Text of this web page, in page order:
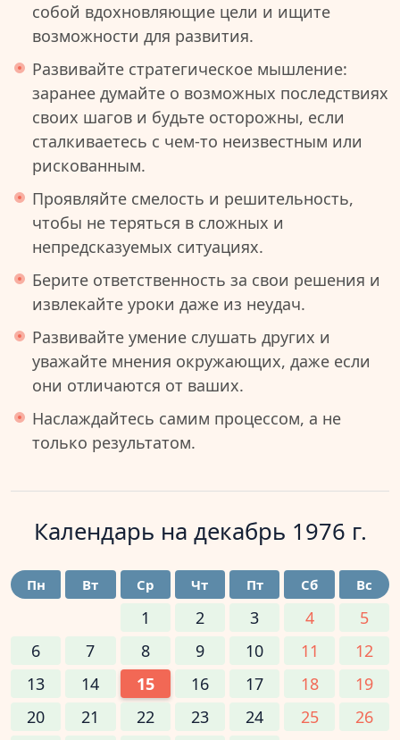
собой вдохновляющие цели и ищите
возможности для развития.
Развивайте стратегическое мышление:
заранее думайте о возможных последствиях
своих шагов и будьте осторожны, если
сталкиваетесь с чем-то неизвестным или
рискованным.
Проявляйте смелость и решительность,
чтобы не теряться в сложных и
непредсказуемых ситуациях.
Берите ответственность за свои решения и
извлекайте уроки даже из неудач.
Развивайте умение слушать других и
уважайте мнения окружающих, даже если
они отличаются от ваших.
Наслаждайтесь самим процессом, а не
только результатом.
Календарь на декабрь 1976 г.
Пн Вт Ср Чт Пт Сб Вс
1 2 3 4
5
6
7 8 9 10 11
12
13
14 15 16 17 18
19
20
21 22 23 24 25
26